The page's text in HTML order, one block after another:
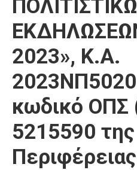
2023», Κ.Α.
κωδικό ΟΠΣ
5215590